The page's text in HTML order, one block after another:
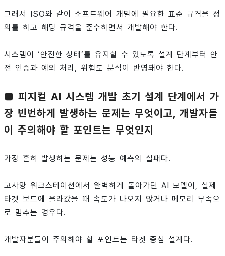
그래서 ISO와 같이 소프트웨어 개발에 필요한 표준 규격을 정
의를 하고 해당 규격을 준수하면서 개발해야 한다.
시스템이 ‘안전한 상태’를 유지할 수 있도록 설계 단계부터 안
전 인증과 예외 처리, 위험도 분석이 반영돼야 한다.
■ 피지컬 AI 시스템 개발 초기 설계 단계에서 가
장 빈번하게 발생하는 문제는 무엇이고, 개발자들
이 주의해야 할 포인트는 무엇인지
가장 흔히 발생하는 문제는 성능 예측의 실패다.
고사양 워크스테이션에서 완벽하게 돌아가던 AI 모델이, 실제
타겟 보드에 올라갔을 때 속도가 나오지 않거나 메모리 부족으
로 멈추는 경우다.
개발자분들이 주의해야 할 포인트는 타겟 중심 설계다.